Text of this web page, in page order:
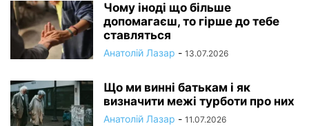
Чому іноді що більше
допомагаєш, то гірше до тебе
ставляться
Анатолій Лазар - 13.07.2026
Що ми винні батькам і як
визначити межі турботи про них
Анатолій Лазар - 11.07.2026